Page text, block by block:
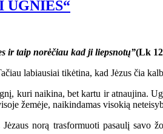
UGNIES“
ir taip norėčiau kad ji liepsnotų”(Lk
labiausiai tikėtina, kad Jėzus čia
kuri naikina, bet kartu ir atnaujina.
žemėje, naikindamas visokią
norą trasformuoti pasaulį savo